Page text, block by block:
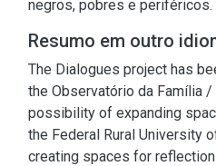
negros, pobres e periféricos.
Resumo em outro
The Dialogues project has
the Observatório da Família
possibility of expanding
the Federal Rural University
creating spaces for